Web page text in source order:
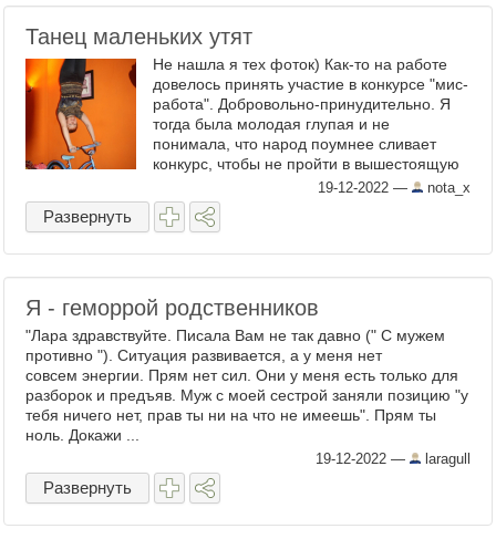
Танец маленьких утят
Не нашла я тех фоток) Как-то на работе
довелось принять участие в конкурсе "мис-
работа". Добровольно-принудительно. Я
тогда была молодая глупая и не
понимала, что народ поумнее сливает
конкурс, чтобы не пройти в вышестоящую
организацию в следующий тур. А я-то без
задней мысли) ...
19-12-2022 — nota_x
Развернуть
Я - геморрой родственников
"Лара здравствуйте. Писала Вам не так давно (" С мужем
противно "). Ситуация развивается, а у меня нет
совсем энергии. Прям нет сил. Они у меня есть только для
разборок и предъяв. Муж с моей сестрой заняли позицию "у
тебя ничего нет, прав ты ни на что не имеешь". Прям ты
ноль. Докажи ...
19-12-2022 — laragull
Развернуть